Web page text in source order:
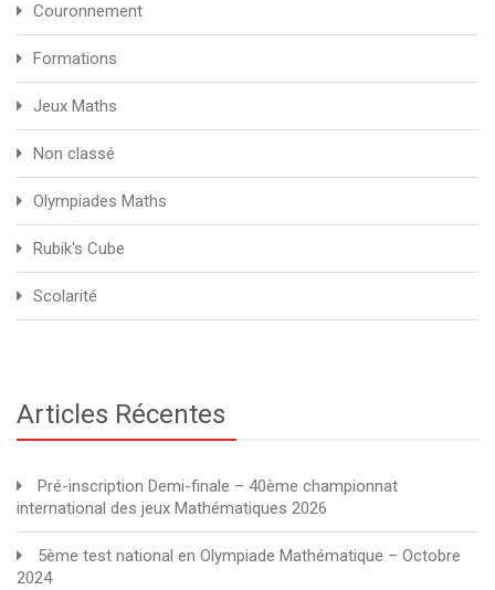
Couronnement
Formations
Jeux Maths
Non classé
Olympiades Maths
Rubik's Cube
Scolarité
Articles Récentes
Pré-inscription Demi-finale – 40ème championnat
international des jeux Mathématiques 2026
5ème test national en Olympiade Mathématique – Octobre
2024